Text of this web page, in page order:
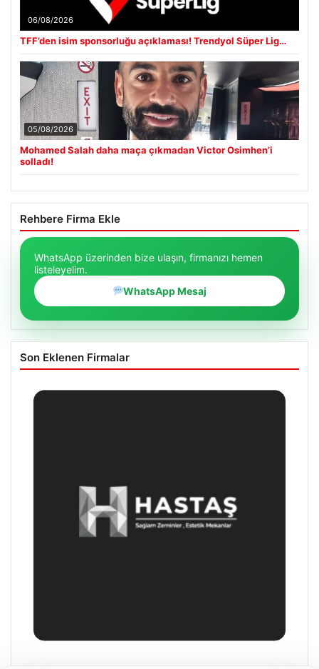
06/08/2026
TFF’den isim sponsorluğu açıklaması! Trendyol Süper Lig…
05/08/2026
Mohamed Salah daha maça çıkmadan Victor Osimhen’i
solladı!
Rehbere Firma Ekle
WhatsApp üzerinden bize ulaşın, firmanızı hemen
listeleyelim.
WhatsApp Mesaj
Son Eklenen Firmalar